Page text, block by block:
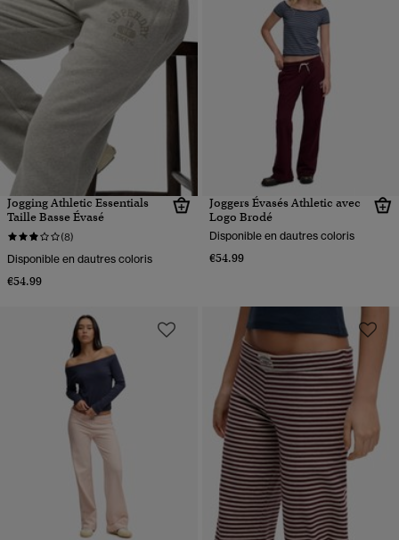
Jogging Athletic Essentials
Taille Basse Évasé
(8)
Disponible en dautres coloris
€54.99
Joggers Évasés Athletic avec
Logo Brodé
Disponible en dautres coloris
€54.99